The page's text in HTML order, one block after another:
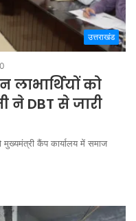
उत्तराखंड
लाभार्थियों को
ने DBT से जारी
मुख्यमंत्री कैंप कार्यालय में समाज